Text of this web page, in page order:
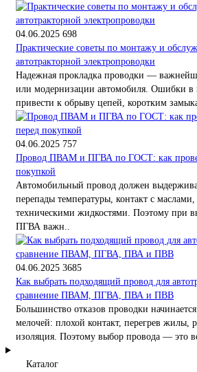
04.06.2025 698
Практические советы по монтажу и
автотракторной электропроводки
Надежная прокладка проводки —
или модернизации автомобиля. Ошибки в
привести к обрыву цепей, коротким
04.06.2025 757
Провод ПВАМ и ПГВА по ГОСТ: как
покупкой
Автомобильный провод должен
перепады температуры, контакт с
техническими жидкостями. Поэтому при
ПГВА важн..
04.06.2025 3685
Как выбрать подходящий провод для
сравнение ПВАМ, ПГВА, ПВА и ПВВ
Большинство отказов проводки начинается
мелочей: плохой контакт, перегрев жилы,
изоляция. Поэтому выбор провода — это
Каталог